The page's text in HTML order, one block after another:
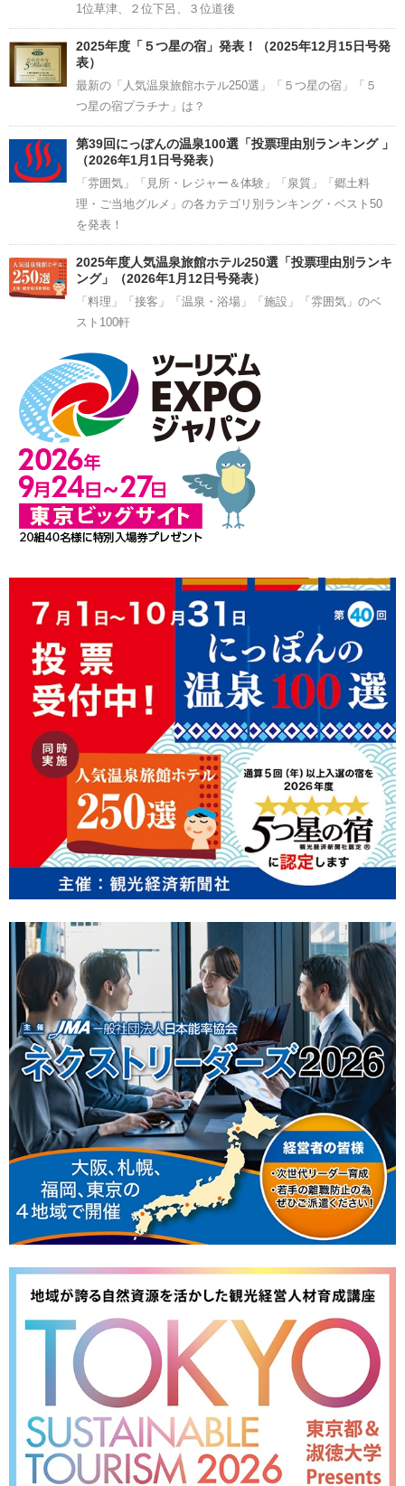
1位草津、２位下呂、３位道後
2025年度「５つ星の宿」発表！（2025年12月15日号発
表）
最新の「人気温泉旅館ホテル250選」「５つ星の宿」「５
つ星の宿プラチナ」は？
第39回にっぽんの温泉100選「投票理由別ランキング 」
（2026年1月1日号発表）
「雰囲気」「見所・レジャー＆体験」「泉質」「郷土料
理・ご当地グルメ」の各カテゴリ別ランキング・ベスト50
を発表！
2025年度人気温泉旅館ホテル250選「投票理由別ランキ
ング」（2026年1月12日号発表）
「料理」「接客」「温泉・浴場」「施設」「雰囲気」のベ
スト100軒